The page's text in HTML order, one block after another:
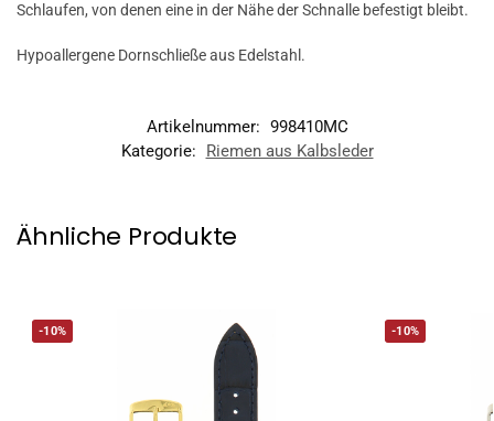
Schlaufen, von denen eine in der Nähe der Schnalle befestigt bleibt.
Hypoallergene Dornschließe aus Edelstahl.
Artikelnummer: 998410MC
Kategorie:
Riemen aus Kalbsleder
Ähnliche Produkte
-10% -10%